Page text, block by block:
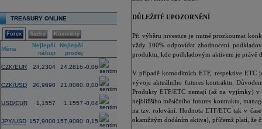
TREASURY ONLINE
Forex Sazby Komodity
Měna
Nejlepší
nákup
Nejlepší
prodej
Změna
(%)
CZK/EUR 24,2304 24,2816 -0,06
CZK/USD 20,9690 21,0060 0,00
USD/EUR 1,1557 1,1557 -0,04
JPY/USD 157,9000 157,9080 0,15
DŮLEŽITÉ UPOZORNĚNÍ
Při výběru investice je nutné prozkoumat
vždy 100% odpovídat zhodnocení
produktu, kde podkladovým aktivem je právě
V případě komoditních ETF, respektive ETC
vývoje aktuálního futures kontraktu.
Produkty ETF/ETC nemají (až na vyjímky)
nejbližšího měsíčního futures kontraktu,
na tzv. rolování. Hodnota ETF/ETC tak v
okamžitým dodáním aktiva), příčemž platí, že